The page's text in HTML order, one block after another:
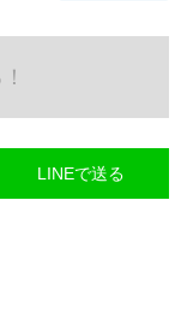
LINEで送る